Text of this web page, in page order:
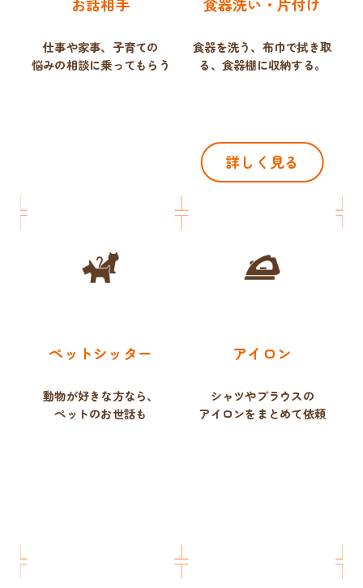
仕事や家事、子育ての
悩みの相談に乗ってもらう
食器を洗う、布巾で拭き取
る、 食器棚に収納する。
詳しく見る
ペットシッター
動物が好きな方なら、
ペットのお世話も
アイロン
シャツやブラウスの
アイロンをまとめて依頼